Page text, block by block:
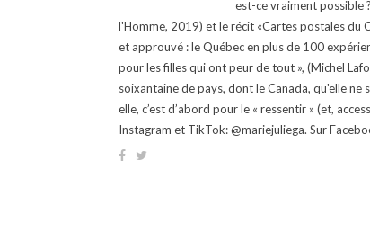
est-ce vraiment possible
l'Homme, 2019) et le récit «Cartes postales du
et approuvé : le Québec en plus de 100
pour les filles qui ont peur de tout », (Michel
soixantaine de pays, dont le Canada, qu'elle
elle, c’est d’abord pour le « ressentir » (et,
Instagram et TikTok: @mariejuliega. Sur